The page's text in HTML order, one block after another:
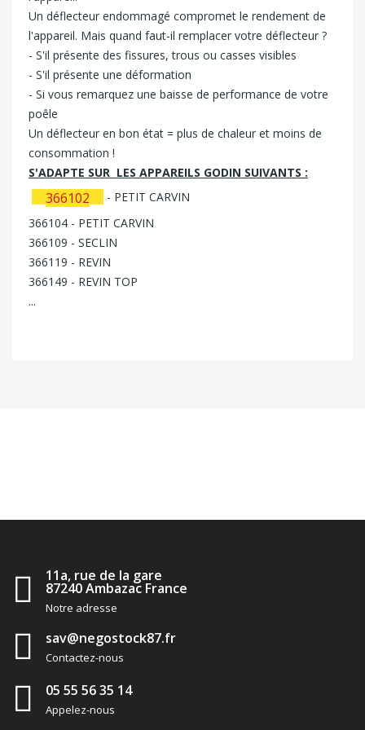
Un déflecteur endommagé compromet le rendement de
l'appareil. Mais quand faut-il remplacer votre déflecteur ?
- S'il présente des fissures, trous ou casses visibles
- S'il présente une déformation
- Si vous remarquez une baisse de performance de votre
poêle
Un déflecteur en bon état = plus de chaleur et moins de
consommation !
S'ADAPTE SUR LES APPAREILS GODIN SUIVANTS :
366102
- PETIT CARVIN
366104 - PETIT CARVIN
366109 - SECLIN
366119 - REVIN
366149 - REVIN TOP
...
11a, rue de la gare
87240 Ambazac France
Notre adresse
sav@negostock87.fr
Contactez-nous
05 55 56 35 14
Appelez-nous